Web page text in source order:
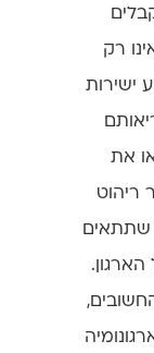
רק
ישירות
את
ריהוט
שתתאים